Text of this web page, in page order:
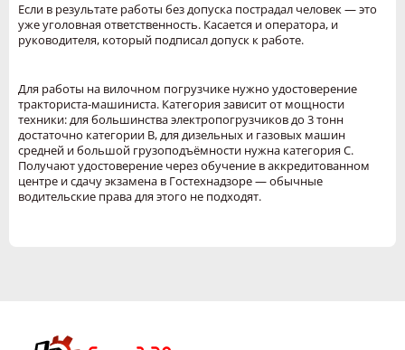
Если в результате работы без допуска пострадал человек — это
уже уголовная ответственность. Касается и оператора, и
руководителя, который подписал допуск к работе.
Для работы на вилочном погрузчике нужно удостоверение
тракториста-машиниста. Категория зависит от мощности
техники: для большинства электропогрузчиков до 3 тонн
достаточно категории B, для дизельных и газовых машин
средней и большой грузоподъёмности нужна категория C.
Получают удостоверение через обучение в аккредитованном
центре и сдачу экзамена в Гостехнадзоре — обычные
водительские права для этого не подходят.